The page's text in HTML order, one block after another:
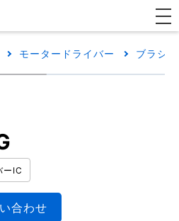
モータードライバー ブラシ
ーIC
合わせ